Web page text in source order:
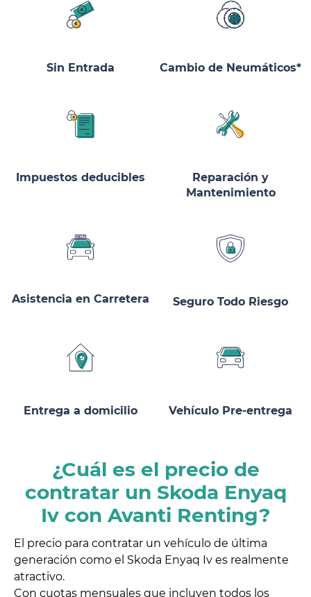
Sin Entrada Cambio de Neumáticos*
Impuestos deducibles
Reparación y
Mantenimiento
Asistencia en Carretera Seguro Todo Riesgo
Entrega a domicilio Vehículo Pre-entrega
¿Cuál es el precio de
contratar un Skoda Enyaq
Iv con Avanti Renting?
El precio para contratar un vehículo de última
generación como el Skoda Enyaq Iv es realmente
atractivo.
Con cuotas mensuales que incluyen todos los